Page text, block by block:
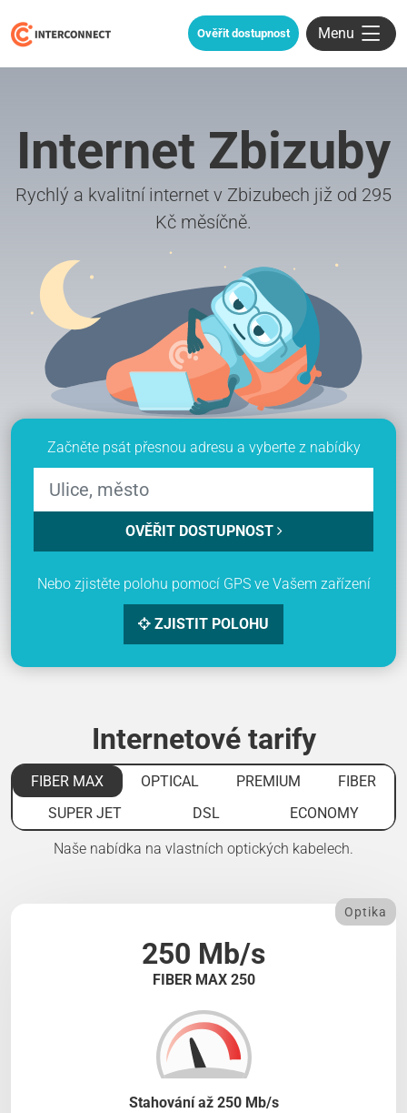
Ověřit dostupnost Menu
Internet Zbizuby
Rychlý a kvalitní internet v Zbizubech již od 295
Kč měsíčně.
Začněte psát přesnou adresu a vyberte z nabídky
OVĚŘIT DOSTUPNOST
Nebo zjistěte polohu pomocí GPS ve Vašem zařízení
ZJISTIT POLOHU
Internetové tarify
FIBER MAX OPTICAL PREMIUM
FIBER
SUPER JET
DSL ECONOMY
Naše nabídka na vlastních optických kabelech.
250 Mb/s
FIBER MAX 250
Optika
Stahování až 250 Mb/s